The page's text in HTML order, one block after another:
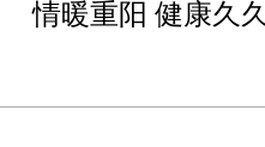
情暖重阳 健康久久